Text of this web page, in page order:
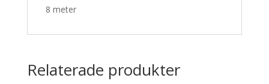
8 meter
Relaterade produkter